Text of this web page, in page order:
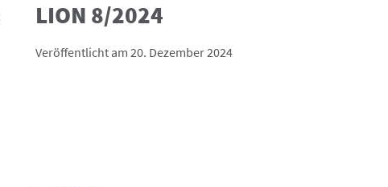
LION 8/2024
Veröffentlicht am 20. Dezember 2024